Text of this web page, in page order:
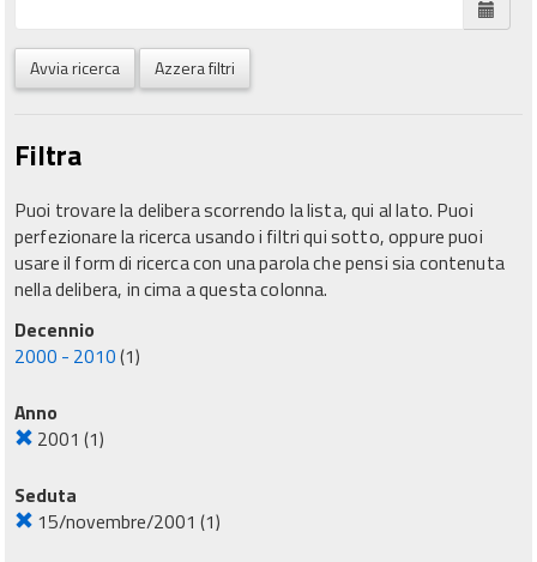
Avvia ricerca Azzera filtri
Filtra
Puoi trovare la delibera scorrendo la lista, qui al lato. Puoi
perfezionare la ricerca usando i filtri qui sotto, oppure puoi
usare il form di ricerca con una parola che pensi sia contenuta
nella delibera, in cima a questa colonna.
Decennio
2000 - 2010(1)
Anno
2001 (1)
Seduta
15/novembre/2001 (1)